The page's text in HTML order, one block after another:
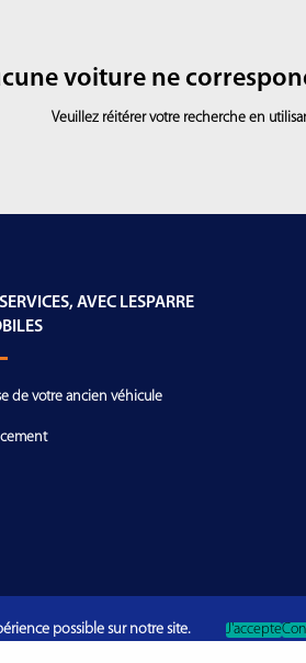
voiture ne
Veuillez réitérer votre recherche en
AVEC LESPARRE
de votre ancien véhicule
possible sur notre site. J'accepte